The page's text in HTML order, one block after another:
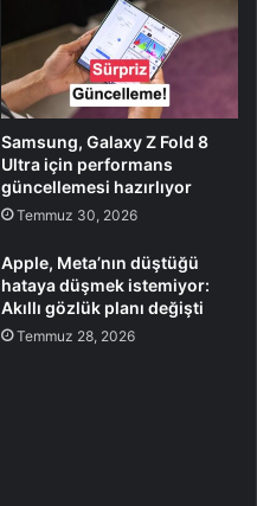
Samsung, Galaxy Z Fold 8
Ultra için performans
güncellemesi hazırlıyor
Temmuz 30, 2026
Apple, Meta’nın düştüğü
hataya düşmek istemiyor:
Akıllı gözlük planı değişti
Temmuz 28, 2026